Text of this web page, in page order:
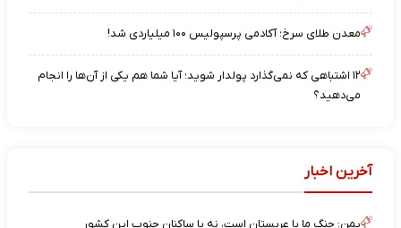
معدن طلای سرخ؛ آکادمی پرسپولیس ۱۰۰ میلیاردی شد!
۱۲ اشتباهی که نمی‌گذارد پولدار شوید؛ آیا شما هم یکی از آن‌ها را انجام
می‌دهید؟
آخرین اخبار
یمن: جنگ ما با عربستان است، نه با ساکنان جنوب این کشور